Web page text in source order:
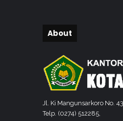
n
A
w
About
Jl. Ki Mangunsarkoro No.
Telp. (0274) 512285,